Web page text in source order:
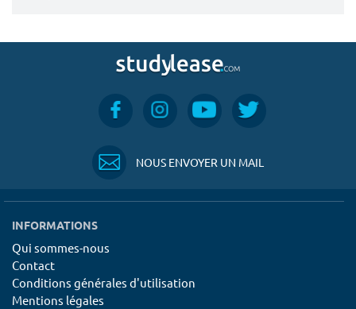
NOUS ENVOYER UN MAIL
INFORMATIONS
Qui sommes-nous
Contact
Conditions générales d'utilisation
Mentions légales